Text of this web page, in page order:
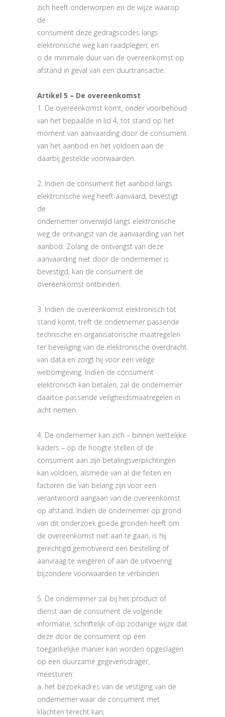
zich heeft onderworpen en de wijze waarop
de
consument deze gedragscodes langs
elektronische weg kan raadplegen; en
o de minimale duur van de overeenkomst op
afstand in geval van een duurtransactie.
Artikel 5 – De overeenkomst
1. De overeenkomst komt, onder voorbehoud
van het bepaalde in lid 4, tot stand op het
moment van aanvaarding door de consument
van het aanbod en het voldoen aan de
daarbij gestelde voorwaarden.
2. Indien de consument het aanbod langs
elektronische weg heeft aanvaard, bevestigt
de
ondernemer onverwijld langs elektronische
weg de ontvangst van de aanvaarding van het
aanbod. Zolang de ontvangst van deze
aanvaarding niet door de ondernemer is
bevestigd, kan de consument de
overeenkomst ontbinden.
3. Indien de overeenkomst elektronisch tot
stand komt, treft de ondernemer passende
technische en organisatorische maatregelen
ter beveiliging van de elektronische overdracht
van data en zorgt hij voor een veilige
webomgeving. Indien de consument
elektronisch kan betalen, zal de ondernemer
daartoe passende veiligheidsmaatregelen in
acht nemen.
4. De ondernemer kan zich – binnen wettelijke
kaders – op de hoogte stellen of de
consument aan zijn betalingsverplichtingen
kan voldoen, alsmede van al die feiten en
factoren die van belang zijn voor een
verantwoord aangaan van de overeenkomst
op afstand. Indien de ondernemer op grond
van dit onderzoek goede gronden heeft om
de overeenkomst niet aan te gaan, is hij
gerechtigd gemotiveerd een bestelling of
aanvraag te weigeren of aan de uitvoering
bijzondere voorwaarden te verbinden.
5. De ondernemer zal bij het product of
dienst aan de consument de volgende
informatie, schriftelijk of op zodanige wijze dat
deze door de consument op een
toegankelijke manier kan worden opgeslagen
op een duurzame gegevensdrager,
meesturen:
a. het bezoekadres van de vestiging van de
ondernemer waar de consument met
klachten terecht kan;